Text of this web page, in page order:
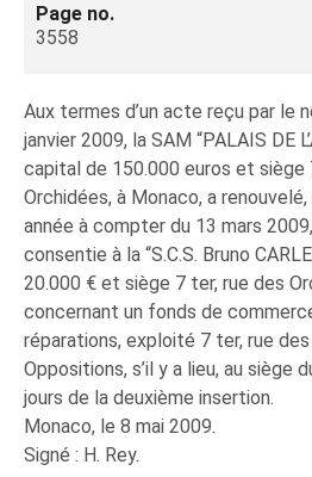
Page no.
3558
Aux termes d’un acte reçu par le
janvier 2009, la SAM “PALAIS DE
capital de 150.000 euros et siège
Orchidées, à Monaco, a renouvelé,
année à compter du 13 mars
consentie à la “S.C.S. Bruno
20.000 € et siège 7 ter, rue des
concernant un fonds de
réparations, exploité 7 ter, rue
Oppositions, s’il y a lieu, au siège
jours de la deuxième insertion.
Monaco, le 8 mai 2009.
Signé : H. Rey.